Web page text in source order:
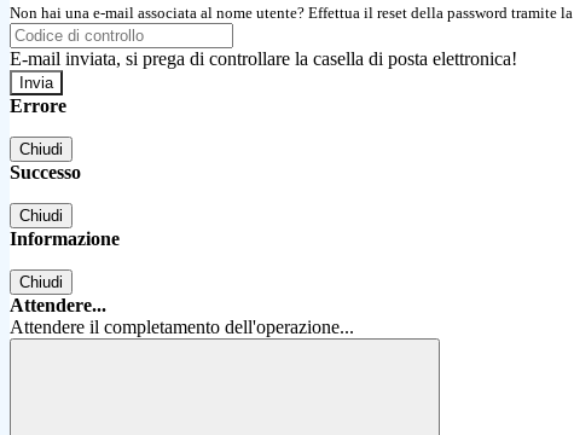
Non hai una e-mail associata al nome utente? Effettua il reset della password tramite la
E-mail inviata, si prega di controllare la casella di posta elettronica!
Errore
Chiudi
Successo
Chiudi
Informazione
Chiudi
Attendere...
Attendere il completamento dell'operazione...